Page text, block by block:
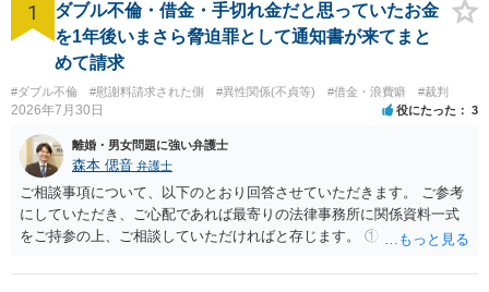
1
ダブル不倫・借金・手切れ金だと思っていたお金
を1年後いまさら脅迫罪として通知書が来てまと
めて請求
#ダブル不倫 #慰謝料請求された側 #異性関係(不貞等) #借金・浪費癖 #裁判
2026年7月30日 役にたった 3
離婚・男女問題に強い弁護士
森本 偲音 弁護士
ご相談事項について、以下のとおり回答させていただきます。 ご参考
にしていただき、ご心配であれば最寄りの法律事務所に関係資料一式
をご持参の上、ご相談していただければと存じます。 ① このLINEの
される可能性はあるのか ⇒LINEを含む１００万円の貸付に至るまでの